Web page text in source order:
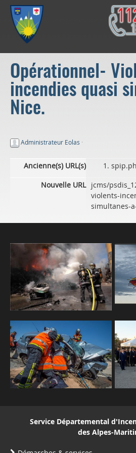
Opérationnel-
incendies quasi
Nice.
Administrateur Eolas ·
Ancienne(s) URL(s)
Nouvelle URL jcms/
violents-
simultanes-
Service Départemental
des Alpes-